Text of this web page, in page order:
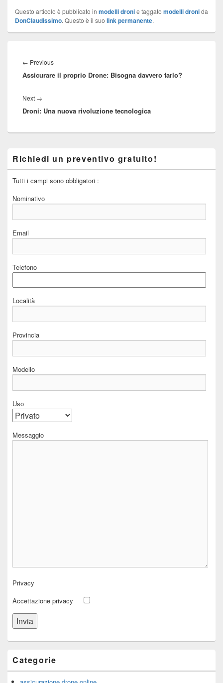
Questo articolo è pubblicato in modelli dronie taggato modelli dronida
DonClaudissimo. Questo è il suo link permanente.
articoli
← Previous
post:
Assicurare il proprio Drone: Bisogna davvero farlo?
Next →
post:
Droni: Una nuova rivoluzione tecnologica
Sidebar
Widget
Area
Richiedi un preventivo gratuito!
Tutti i campi sono obbligatori :
Nominativo
Email
Telefono
Località
Provincia
Modello
Uso
Messaggio
Privacy
Accettazione privacy
Categorie